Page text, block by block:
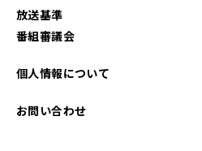
放送基準
番組審議会
個人情報について
お問い合わせ